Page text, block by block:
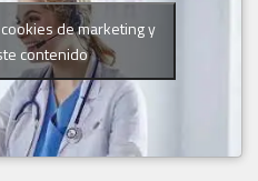
de marketing y
contenido